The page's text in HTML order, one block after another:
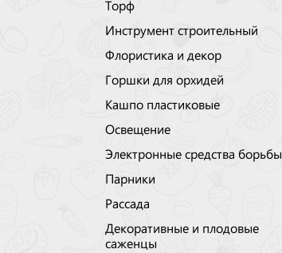
Торф
Инструмент строительный
Флористика и декор
Горшки для орхидей
Кашпо пластиковые
Освещение
Электронные средства борьбы
Парники
Рассада
Декоративные и плодовые
саженцы